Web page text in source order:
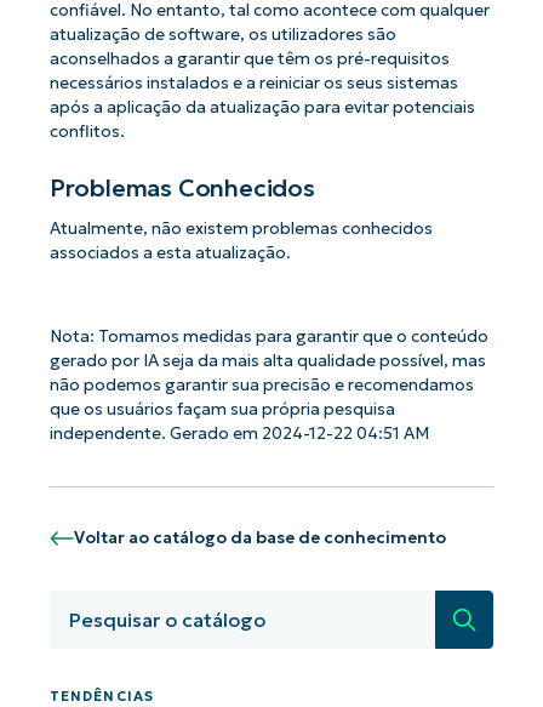
confiável. No entanto, tal como acontece com qualquer
atualização de software, os utilizadores são
aconselhados a garantir que têm os pré-requisitos
necessários instalados e a reiniciar os seus sistemas
após a aplicação da atualização para evitar potenciais
conflitos.
Problemas Conhecidos
Atualmente, não existem problemas conhecidos
associados a esta atualização.
Nota: Tomamos medidas para garantir que o conteúdo
gerado por IA seja da mais alta qualidade possível, mas
não podemos garantir sua precisão e recomendamos
que os usuários façam sua própria pesquisa
independente. Gerado em 2024-12-22 04:51 AM
Voltar ao catálogo da base de conhecimento
TENDÊNCIAS
Comece a usar as análises de KB
and